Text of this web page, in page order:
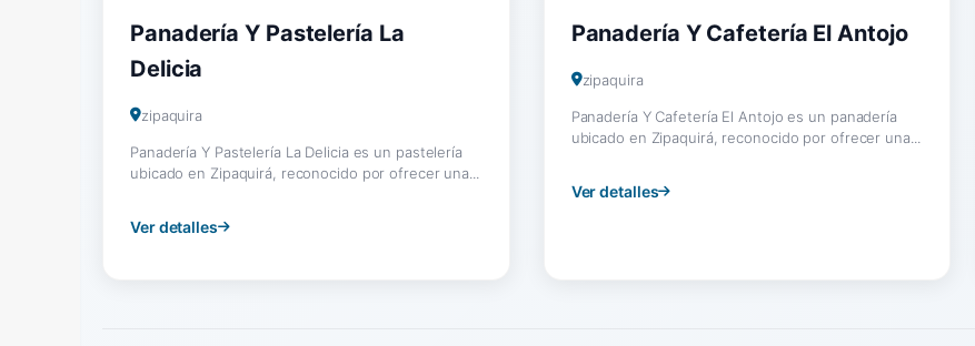
Panadería Y Pastelería La
Delicia
zipaquira
Panadería Y Pastelería La Delicia es un pastelería
ubicado en Zipaquirá, reconocido por ofrecer una...
Ver detalles
Panadería Y Cafetería El Antojo
zipaquira
Panadería Y Cafetería El Antojo es un panadería
ubicado en Zipaquirá, reconocido por ofrecer una...
Ver detalles